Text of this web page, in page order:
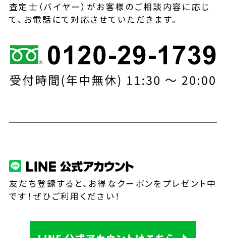
査定士（バイヤー）がお客様のご相談内容に応じ
て、お電話にて対応させていただきます。
友だち登録すると、お得なクーポンをプレゼント中
です！ぜひご利用ください！